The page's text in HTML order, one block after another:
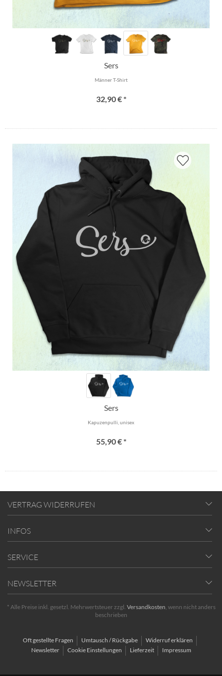
Sers
Männer T-Shirt
32,90 € *
Sers
Kapuzenpulli, unisex
55,90 € *
VERTRAG WIDERRUFEN
INFOS
SERVICE
NEWSLETTER
* Alle Preise inkl. gesetzl. Mehrwertsteuer zzgl. Versandkosten, wenn nicht anders
beschrieben
Oft gestellte Fragen Umtausch / Rückgabe
Widerruf erklären
Newsletter
Cookie Einstellungen Lieferzeit Impressum